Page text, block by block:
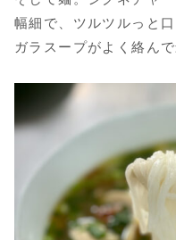
幅細で、ツルツルっと
ガラスープがよく絡んで